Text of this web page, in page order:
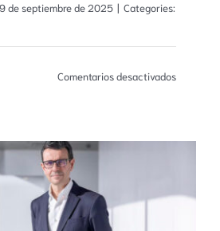
de septiembre de 2025 | Categories:
Comentarios desactivadosen
sector